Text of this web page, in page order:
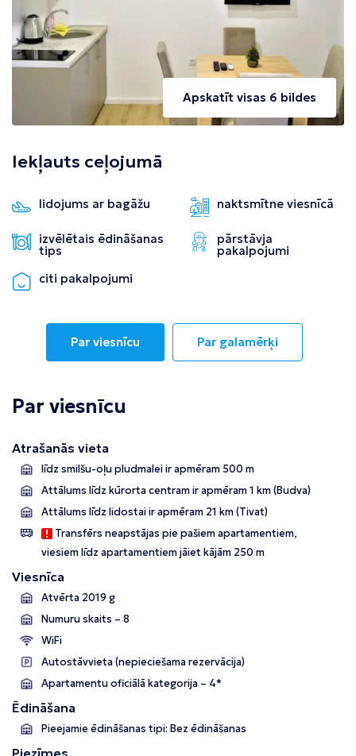
Apskatīt visas 6 bildes
Iekļauts ceļojumā
lidojums ar bagāžu naktsmītne viesnīcā
izvēlētais ēdināšanas
tips
pārstāvja
pakalpojumi
citi pakalpojumi
Par viesnīcu Par galamērķi
Par viesnīcu
Atrašanās vieta
līdz smilšu-oļu pludmalei ir apmēram 500 m
Attālums līdz kūrorta centram ir apmēram 1 km (Budva)
Attālums līdz lidostai ir apmēram 21 km (Tivat)
Transfērs neapstājas pie pašiem apartamentiem,
viesiem līdz apartamentiem jāiet kājām 250 m
Viesnīca
Atvērta 2019 g
Numuru skaits – 8
WiFi
Autostāvvieta (nepieciešama rezervācija)
Apartamentu oficiālā kategorija – 4*
Ēdināšana
Pieejamie ēdināšanas tipi: Bez ēdināšanas
Piezīmes